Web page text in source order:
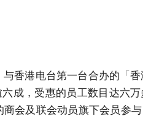
香港电台第一台合办的「
成，受惠的员工数目达六
会及联会动员旗下会员参